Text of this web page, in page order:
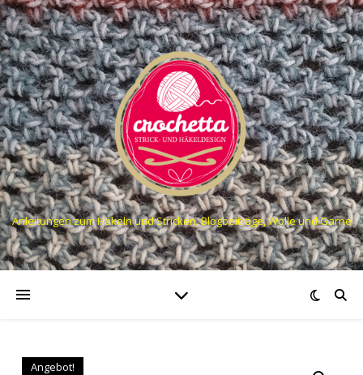
Anleitungen zum Häkeln und Stricken, Blogbeiträge, Wolle und Garne
Angebot!